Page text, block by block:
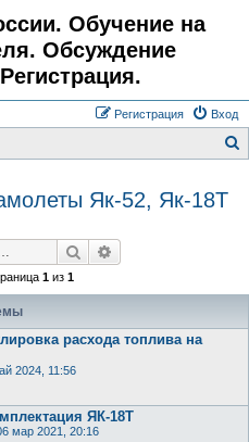
Обучение на
Обсуждение
Вход
Регистрация
Як-52, Як-18Т
Поиск
1из 1
расхода топлива на
2024, 11:56
ЯК-18Т
мар 2021, 20:16